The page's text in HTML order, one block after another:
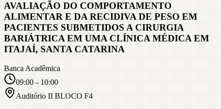
AVALIAÇÃO DO COMPORTAMENTO
ALIMENTAR E DA RECIDIVA DE PESO EM
PACIENTES SUBMETIDOS A CIRURGIA
BARIÁTRICA EM UMA CLÍNICA MÉDICA EM
ITAJAÍ, SANTA CATARINA
Banca Acadêmica
09:00 – 10:00
Auditório II BLOCO F4